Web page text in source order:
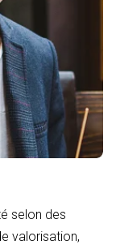
selon des
valorisation,